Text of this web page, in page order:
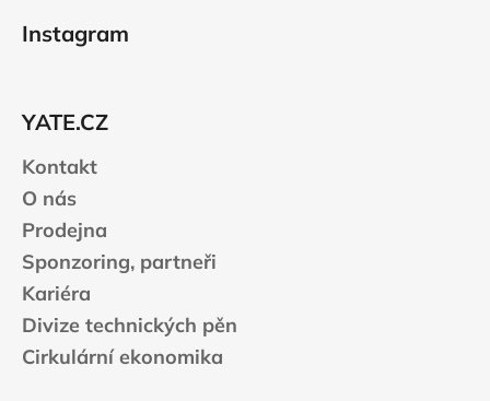
Instagram
YATE.CZ
Kontakt
O nás
Prodejna
Sponzoring, partneři
Kariéra
Divize technických pěn
Cirkulární ekonomika